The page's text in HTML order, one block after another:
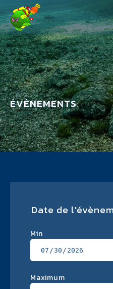
Aller
au
contenu
principal
ÉVÈNEMENTS
Date de
Min
Maximum